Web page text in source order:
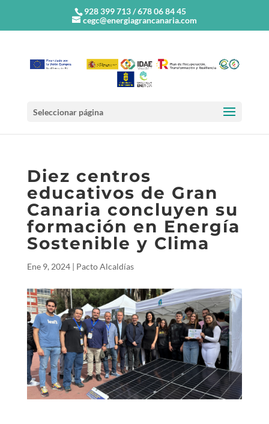
928 399 713 / 678 06 84 45
cegc@energiagrancanaria.com
Seleccionar página
Diez centros
educativos de Gran
Canaria concluyen su
formación en Energía
Sostenible y Clima
Ene 9, 2024| Pacto Alcaldías